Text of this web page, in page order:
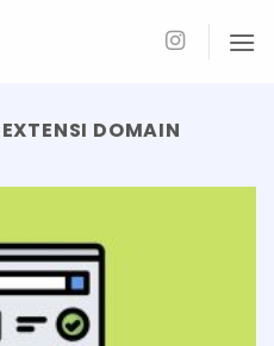
EXTENSI DOMAIN